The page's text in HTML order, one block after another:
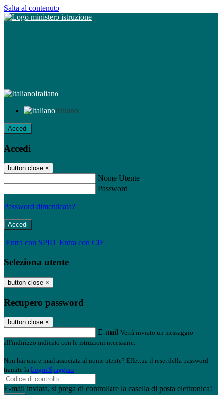
Salta al contenuto
Italiano
Italiano
Accedi
Accedi
button close ×
Nome Utente
Password
Password dimenticata?
-
Entra con SPID Entra con CIE
Seleziona utente
button close ×
Recupero password
button close ×
E-mail Verrà inviato un messaggio
all'indirizzo indicato con le istruzioni necessarie.
Non hai una e-mail associata al nome utente? Effettua il reset della password
tramite la Login Spaggiari
E-mail inviata, si prega di controllare la casella di posta elettronica!